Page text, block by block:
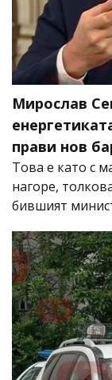
Мирослав
прави нов
Това е като с
нагоре,
бившият